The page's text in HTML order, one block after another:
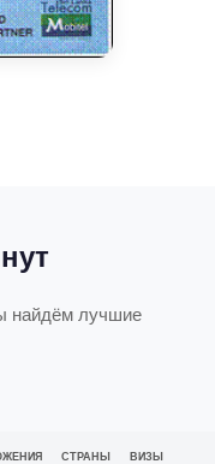
найдём лучшие
СТРАНЫ
ВИЗЫ